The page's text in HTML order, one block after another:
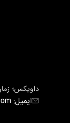
داویکس؛
ایمیل: info@dovixwatch.com